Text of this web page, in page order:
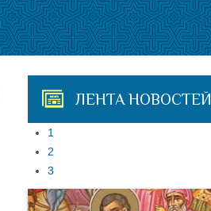
ЛЕНТА НОВОСТЕЙ
1
2
3